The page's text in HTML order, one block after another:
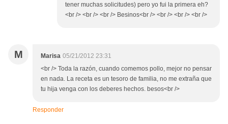
tener muchas solicitudes) pero yo fui la primera eh?
<br /> <br /> <br /> Besinos<br /> <br /> <br /> <br />
M Marisa 05/21/2012 23:31
<br /> Toda la razón, cuando comemos pollo, mejor no pensar
en nada. La receta es un tesoro de familia, no me extraña que
tu hija venga con los deberes hechos. besos<br />
Responder